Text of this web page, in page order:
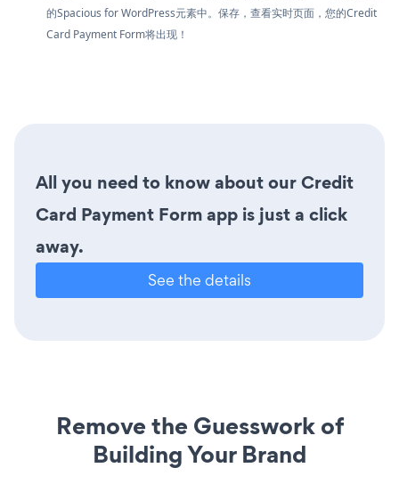
的Spacious for WordPress元素中。保存，查看实时页面，您的Credit
Card Payment Form将出现！
All you need to know about our Credit
Card Payment Form app is just a click
away.
See the details
Remove the Guesswork of
Building Your Brand